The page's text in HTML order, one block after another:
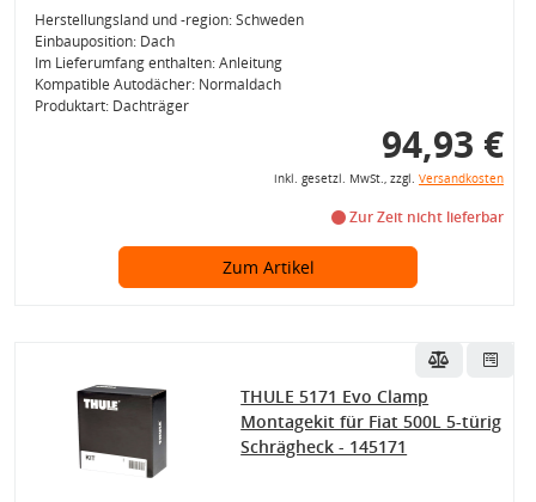
Herstellungsland und -region: Schweden
Einbauposition: Dach
Im Lieferumfang enthalten: Anleitung
Kompatible Autodächer: Normaldach
Produktart: Dachträger
94,93 €
inkl. gesetzl. MwSt., zzgl. Versandkosten
Zur Zeit nicht lieferbar
Zum Artikel
THULE 5171 Evo Clamp
Montagekit für Fiat 500L 5-türig
Schrägheck - 145171